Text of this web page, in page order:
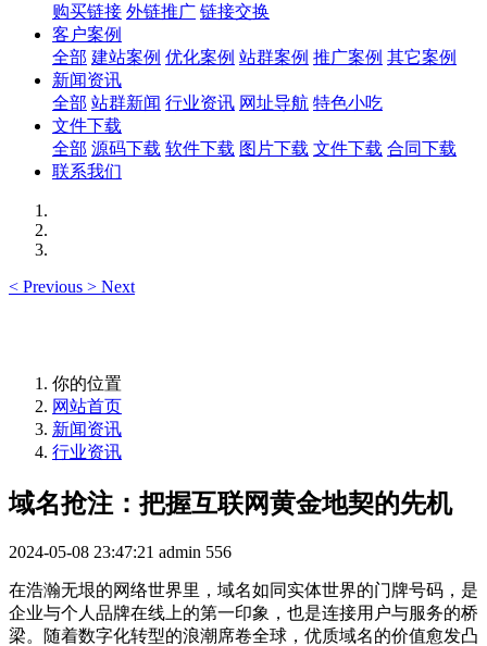
购买链接 外链推广 链接交换
客户案例
全部 建站案例 优化案例 站群案例 推广案例 其它案例
新闻资讯
全部 站群新闻 行业资讯 网址导航 特色小吃
文件下载
全部 源码下载 软件下载 图片下载 文件下载 合同下载
联系我们
< Previous > Next
你的位置
网站首页
新闻资讯
行业资讯
域名抢注：把握互联网黄金地契的先机
2024-05-08 23:47:21 admin 556
在浩瀚无垠的网络世界里，域名如同实体世界的门牌号码，是
企业与个人品牌在线上的第一印象，也是连接用户与服务的桥
梁。随着数字化转型的浪潮席卷全球，优质域名的价值愈发凸